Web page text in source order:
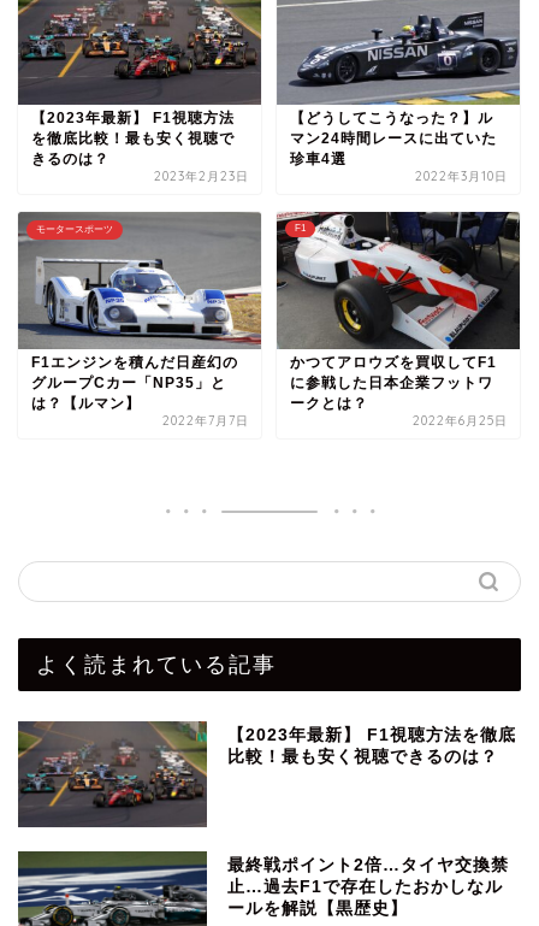
【2023年最新】 F1視聴方法
を徹底比較！最も安く視聴で
きるのは？
2023年2月23日
【どうしてこうなった？】ル
マン24時間レースに出ていた
珍車4選
2022年3月10日
モータースポーツ
F1エンジンを積んだ日産幻の
グループCカー「NP35」と
は？【ルマン】
2022年7月7日
F1
かつてアロウズを買収してF1
に参戦した日本企業フットワ
ークとは？
2022年6月25日
よく読まれている記事
【2023年最新】 F1視聴方法を徹底
比較！最も安く視聴できるのは？
最終戦ポイント2倍…タイヤ交換禁
止…過去F1で存在したおかしなル
ールを解説【黒歴史】